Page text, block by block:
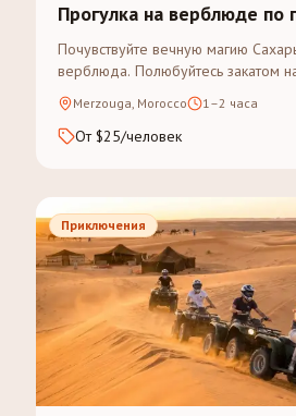
Прогулка на верблюде по
Почувствуйте вечную магию
верблюда. Полюбуйтесь закатом
дюнами Эрг-Шебби в рамках
Merzouga, Morocco 1–2 часа
От $25/человек
Приключения